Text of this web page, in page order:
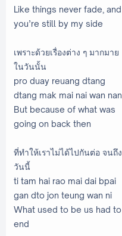
Like things never fade, and
you’re still by my side
เพราะด้วยเรื่องต่าง ๆ มากมาย
ในวันนั้น
pro duay reuang dtang
dtang mak mai nai wan nan
But because of what was
going on back then
ที่ทำให้เราไม่ได้ไปกันต่อ จนถึง
วันนี้
ti tam hai rao mai dai bpai
gan dto jon teung wan ni
What used to be us had to
end